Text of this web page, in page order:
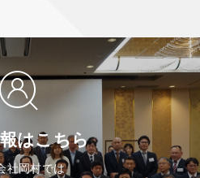
はこちら
社岡村では